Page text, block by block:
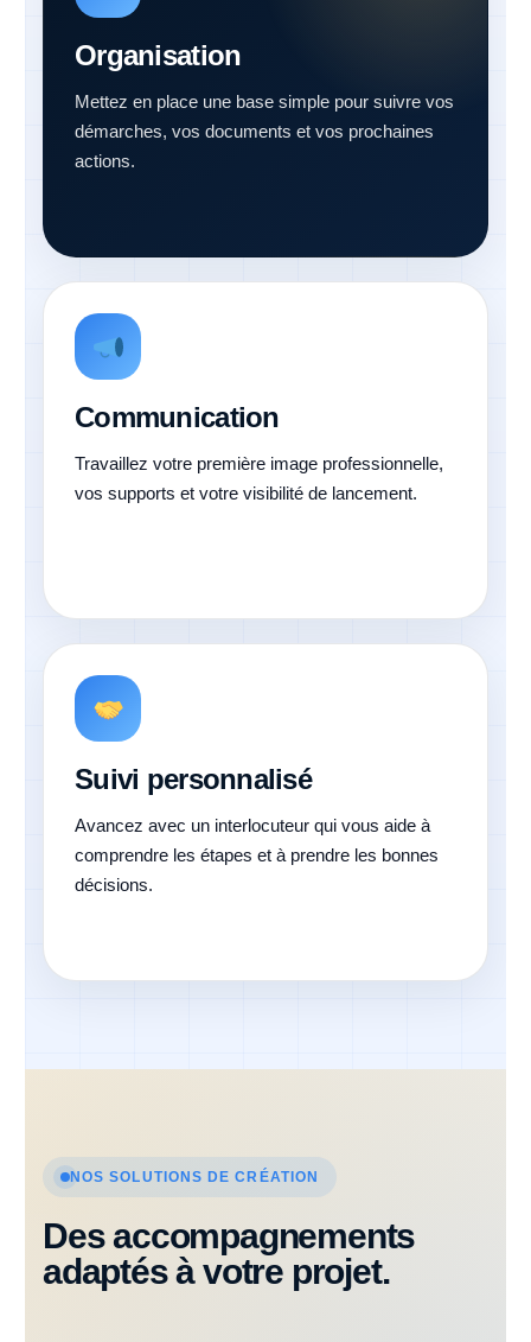
Organisation
Mettez en place une base simple pour suivre vos
démarches, vos documents et vos prochaines
actions.
Communication
Travaillez votre première image professionnelle,
vos supports et votre visibilité de lancement.
Suivi personnalisé
Avancez avec un interlocuteur qui vous aide à
comprendre les étapes et à prendre les bonnes
décisions.
NOS SOLUTIONS DE CRÉATION
Des accompagnements
adaptés à votre projet.